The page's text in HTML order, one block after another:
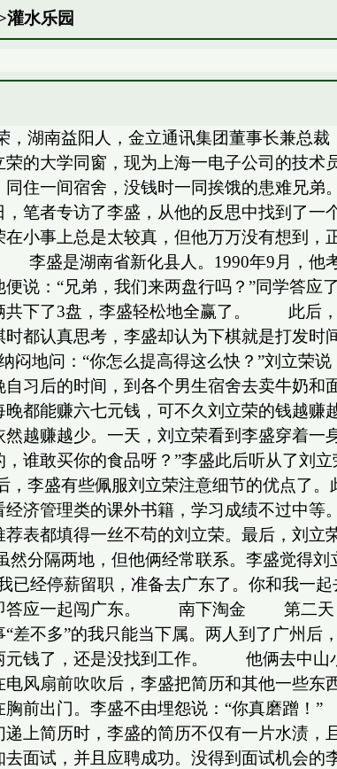
灌水乐园
，湖南益阳人，金立通讯集团董事长兼总
荣的大学同窗，现为上海一电子公司的
住一间宿舍，没钱时一同挨饿的患难兄
，笔者专访了李盛，从他的反思中找到
小事上总是太较真，但他万万没有想到
盛是湖南省新化县人。1990年9月，他
说：“兄弟，我们来两盘行吗？”同学答
共下了3盘，李盛轻松地全赢了。 此后，
都认真思考，李盛却认为下棋就是打发
闷地问：“你怎么提高得这么快？”刘立
自习后的时间，到各个男生宿舍去卖牛奶
都能赚六七元钱，可不久刘立荣的钱越
越赚越少。一天，刘立荣看到李盛穿着
谁敢买你的食品呀？”李盛此后听从了刘
盛有些佩服刘立荣注意细节的优点了。
济管理类的课外书籍，学习成绩不过中
表都填得一丝不苟的刘立荣。最后，刘
隔两地，但他俩经常联系。李盛觉得刘
已经停薪留职，准备去广东了。你和我
答应一起闯广东。 南下淘金 第二天，
多”的我只能当下属。两人到了广州后，
元钱了，还是没找到工作。 他俩去中山
风扇前吹吹后，李盛把简历和其他一些
胸前出门。李盛不由埋怨说：“你真磨蹭
上简历时，李盛的简历不仅有一片水渍
面试，并且应聘成功。没得到面试机会